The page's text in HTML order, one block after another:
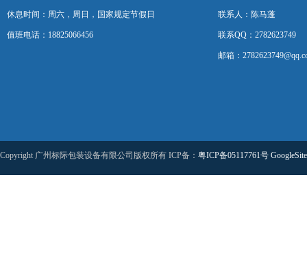
休息时间：周六，周日，国家规定节假日
值班电话：18825066456
联系人：陈马蓬
联系QQ：2782623749
邮箱：
Copyright 广州标际包装设备有限公司版权所有 ICP备： 粤ICP备05117761号